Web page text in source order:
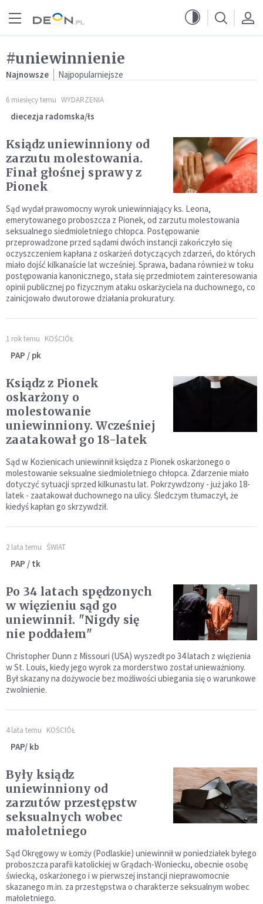
#uniewinnienie
Najnowsze Najpopularniejsze
6 miesięcy temu WYDARZENIA
diecezja radomska/łs
Ksiądz uniewinniony od
zarzutu molestowania.
Finał głośnej sprawy z
Pionek
Sąd wydał prawomocny wyrok uniewinniający ks. Leona,
emerytowanego proboszcza z Pionek, od zarzutu molestowania
seksualnego siedmioletniego chłopca. Postępowanie
przeprowadzone przed sądami dwóch instancji zakończyło się
oczyszczeniem kapłana z oskarżeń dotyczących zdarzeń, do których
miało dojść kilkanaście lat wcześniej. Sprawa, badana również w toku
postępowania kanonicznego, stała się przedmiotem zainteresowania
opinii publicznej po fizycznym ataku oskarżyciela na duchownego, co
zainicjowało dwutorowe działania prokuratury.
1 rok temu KOŚCIÓŁ
PAP / pk
Ksiądz z Pionek
oskarżony o
molestowanie
uniewinniony. Wcześniej
zaatakował go 18-latek
Sąd w Kozienicach uniewinnił księdza z Pionek oskarżonego o
molestowanie seksualne siedmioletniego chłopca. Zdarzenie miało
dotyczyć sytuacji sprzed kilkunastu lat. Pokrzywdzony - już jako 18-
latek - zaatakował duchownego na ulicy. Śledczym tłumaczył, że
kiedyś kapłan go skrzywdził.
2 lata temu ŚWIAT
PAP / tk
Po 34 latach spędzonych
w więzieniu sąd go
uniewinnił. "Nigdy się
nie poddałem"
Christopher Dunn z Missouri (USA) wyszedł po 34 latach z więzienia
w St. Louis, kiedy jego wyrok za morderstwo został unieważniony.
Był skazany na dożywocie bez możliwości ubiegania się o warunkowe
zwolnienie.
4 lata temu KOŚCIÓŁ
PAP/ kb
Były ksiądz
uniewinniony od
zarzutów przestępstw
seksualnych wobec
małoletniego
Sąd Okręgowy w Łomży (Podlaskie) uniewinnił w poniedziałek byłego
proboszcza parafii katolickiej w Grądach-Woniecku, obecnie osobę
świecką, oskarżonego i w pierwszej instancji nieprawomocnie
skazanego m.in. za przestępstwa o charakterze seksualnym wobec
małoletniego.